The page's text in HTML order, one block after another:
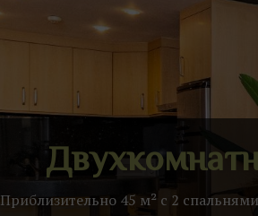
Приблизительно 45 м² с 2